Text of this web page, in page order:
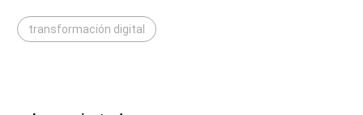
transformación digital